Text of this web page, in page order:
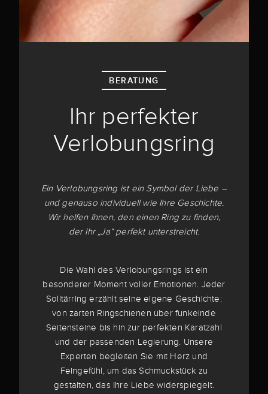
BERATUNG
Ihr perfekter
Verlobungsring
Ein Verlobungsring ist ein Symbol der Liebe –
und genauso individuell wie Ihre Geschichte.
Wir helfen Ihnen, den einen Ring zu finden,
der Ihr „Ja“ perfekt unterstreicht.
Die Wahl des Verlobungsrings ist ein
besonderer Moment voller Emotionen. Jeder
Solitärring erzählt seine eigene Geschichte:
von zarten Ringschienen über funkelnde
Seitensteine bis hin zur perfekten Karatzahl
und der passenden Legierung. Unsere
Experten begleiten Sie mit Herz und
Feingefühl, um das Schmuckstück zu
gestalten, das Ihre Liebe widerspiegelt.